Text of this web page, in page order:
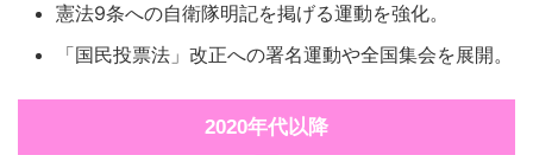
憲法9条への自衛隊明記を掲げる運動を強化。
「国民投票法」改正への署名運動や全国集会を展開。
2020年代以降